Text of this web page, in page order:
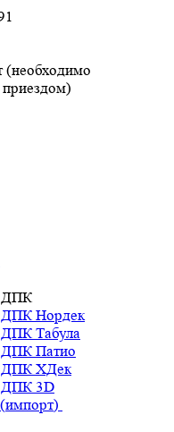
(необходимо
приездом)
ДПК
ДПК Нордек
ДПК Табула
ДПК Патио
ДПК ХДек
ДПК 3D